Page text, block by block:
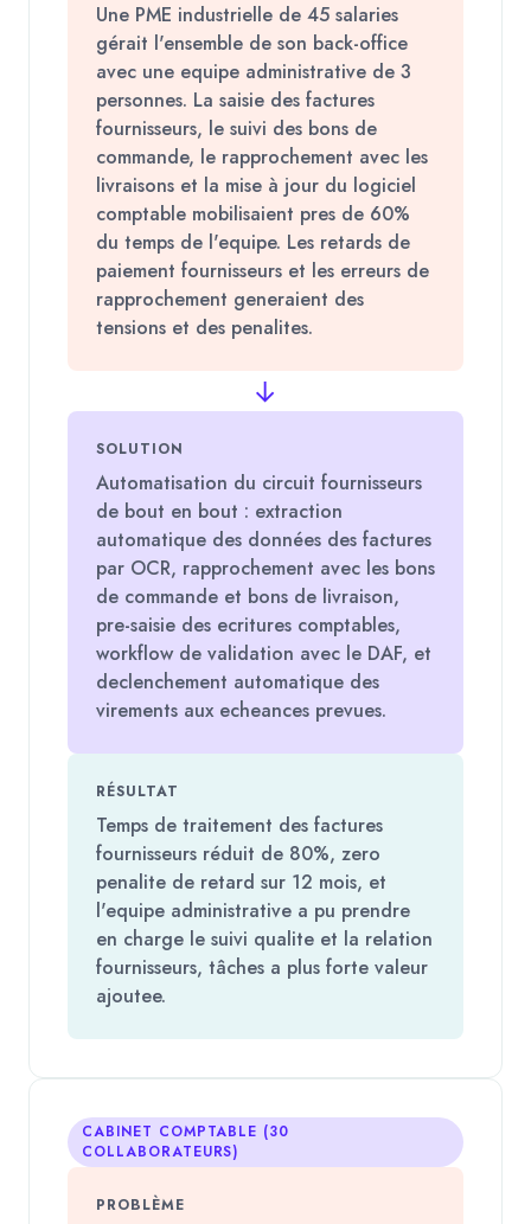
Une PME industrielle de 45 salaries
gérait l'ensemble de son back-office
avec une equipe administrative de 3
personnes. La saisie des factures
fournisseurs, le suivi des bons de
commande, le rapprochement avec les
livraisons et la mise à jour du logiciel
comptable mobilisaient pres de 60%
du temps de l'equipe. Les retards de
paiement fournisseurs et les erreurs de
rapprochement generaient des
tensions et des penalites.
→
SOLUTION
Automatisation du circuit fournisseurs
de bout en bout : extraction
automatique des données des factures
par OCR, rapprochement avec les bons
de commande et bons de livraison,
pre-saisie des ecritures comptables,
workflow de validation avec le DAF, et
declenchement automatique des
virements aux echeances prevues.
RÉSULTAT
Temps de traitement des factures
fournisseurs réduit de 80%, zero
penalite de retard sur 12 mois, et
l'equipe administrative a pu prendre
en charge le suivi qualite et la relation
fournisseurs, tâches a plus forte valeur
ajoutee.
CABINET COMPTABLE (30
COLLABORATEURS)
PROBLÈME